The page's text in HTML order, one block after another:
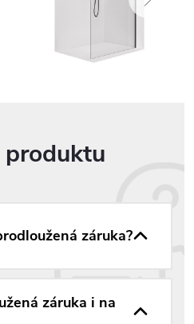
záruka?
záruka i na